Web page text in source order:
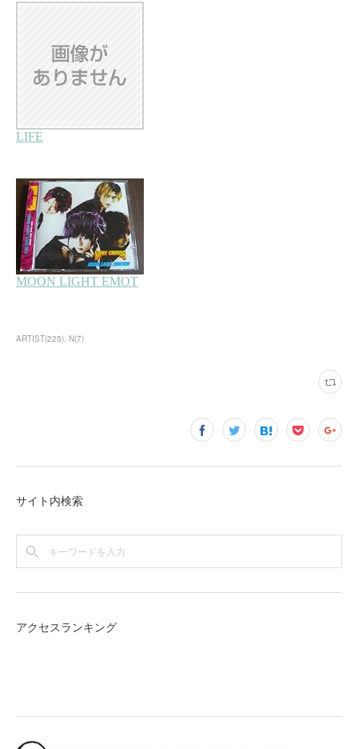
ARTIST(225) N(7)
サイト内検索
アクセスランキング